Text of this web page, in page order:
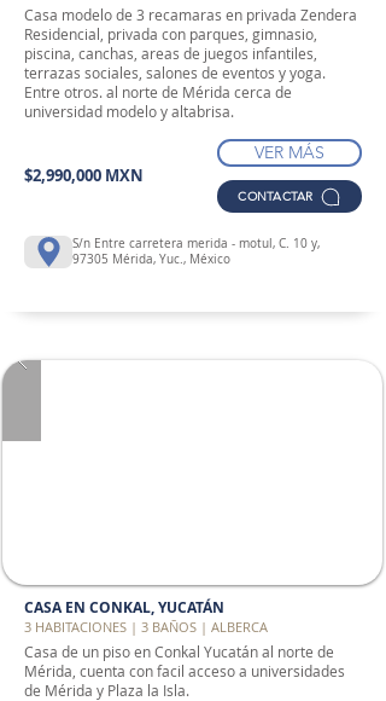
Casa modelo de 3 recamaras en privada Zendera
Residencial, privada con parques, gimnasio,
piscina, canchas, areas de juegos infantiles,
terrazas sociales, salones de eventos y yoga.
Entre otros. al norte de Mérida cerca de
universidad modelo y altabrisa.
$2,990,000 MXN
VER MÁS
CONTACTAR
S/n Entre carretera merida - motul, C. 10 y,
97305 Mérida, Yuc., México
CASA EN CONKAL, YUCATÁN
3 HABITACIONES | 3 BAÑOS | ALBERCA
Casa de un piso en Conkal Yucatán al norte de
Mérida, cuenta con facil acceso a universidades
de Mérida y Plaza la Isla.